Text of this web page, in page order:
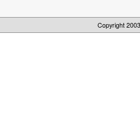
Copyright